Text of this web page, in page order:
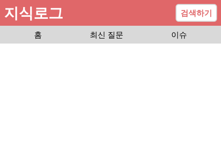
지식로그
검색하기
홈
최신 질문 이슈